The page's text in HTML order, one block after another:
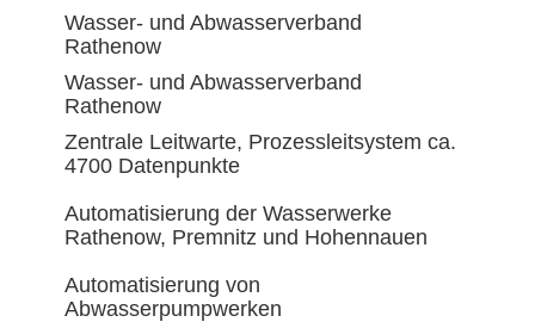
Wasser- und Abwasserverband
Rathenow
Wasser- und Abwasserverband
Rathenow
Zentrale Leitwarte, Prozessleitsystem ca.
4700 Datenpunkte
Automatisierung der Wasserwerke
Rathenow, Premnitz und Hohennauen
Automatisierung von
Abwasserpumpwerken